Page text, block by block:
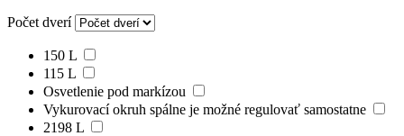
Počet dverí
150 L
115 L
Osvetlenie pod markízou
Vykurovací okruh spálne je možné regulovať samostatne
2198 L